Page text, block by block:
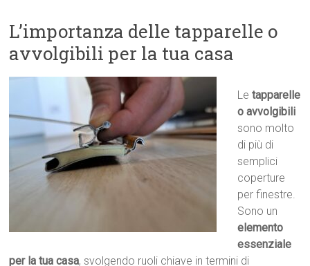
L’importanza delle tapparelle o
avvolgibili per la tua casa
Letapparelle
o avvolgibili
sono molto
di più di
semplici
coperture
per finestre.
Sono un
elemento
essenziale
per la tua casa, svolgendo ruoli chiave in termini di